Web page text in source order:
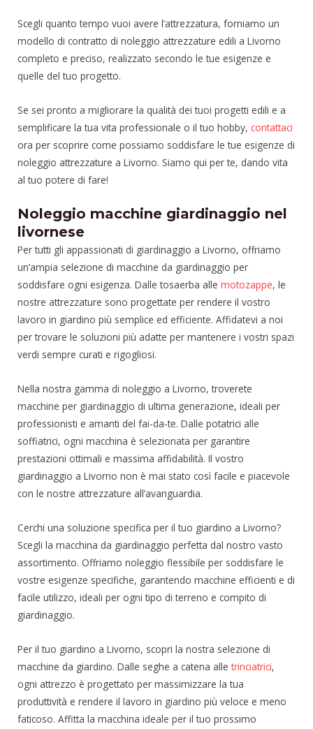
Scegli quanto tempo vuoi avere l’attrezzatura, forniamo un
modello di contratto di noleggio attrezzature edili a Livorno
completo e preciso, realizzato secondo le tue esigenze e
quelle del tuo progetto.
Se sei pronto a migliorare la qualità dei tuoi progetti edili e a
semplificare la tua vita professionale o il tuo hobby, contattaci
ora per scoprire come possiamo soddisfare le tue esigenze di
noleggio attrezzature a Livorno. Siamo qui per te, dando vita
al tuo potere di fare!
Noleggio macchine giardinaggio nel
livornese
Per tutti gli appassionati di giardinaggio a Livorno, offriamo
un’ampia selezione di macchine da giardinaggio per
soddisfare ogni esigenza. Dalle tosaerba alle motozappe, le
nostre attrezzature sono progettate per rendere il vostro
lavoro in giardino più semplice ed efficiente. Affidatevi a noi
per trovare le soluzioni più adatte per mantenere i vostri spazi
verdi sempre curati e rigogliosi.
Nella nostra gamma di noleggio a Livorno, troverete
macchine per giardinaggio di ultima generazione, ideali per
professionisti e amanti del fai-da-te. Dalle potatrici alle
soffiatrici, ogni macchina è selezionata per garantire
prestazioni ottimali e massima affidabilità. Il vostro
giardinaggio a Livorno non è mai stato così facile e piacevole
con le nostre attrezzature all’avanguardia.
Cerchi una soluzione specifica per il tuo giardino a Livorno?
Scegli la macchina da giardinaggio perfetta dal nostro vasto
assortimento. Offriamo noleggio flessibile per soddisfare le
vostre esigenze specifiche, garantendo macchine efficienti e di
facile utilizzo, ideali per ogni tipo di terreno e compito di
giardinaggio.
Per il tuo giardino a Livorno, scopri la nostra selezione di
macchine da giardino. Dalle seghe a catena alletrinciatrici,
ogni attrezzo è progettato per massimizzare la tua
produttività e rendere il lavoro in giardino più veloce e meno
faticoso. Affitta la macchina ideale per il tuo prossimo